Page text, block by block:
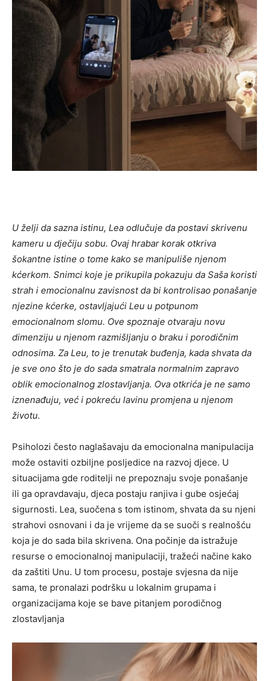
U želji da sazna istinu, Lea odlučuje da postavi skrivenu
kameru u dječiju sobu. Ovaj hrabar korak otkriva
šokantne istine o tome kako se manipuliše njenom
kćerkom. Snimci koje je prikupila pokazuju da Saša koristi
strah i emocionalnu zavisnost da bi kontrolisao ponašanje
njezine kćerke, ostavljajući Leu u potpunom
emocionalnom slomu. Ove spoznaje otvaraju novu
dimenziju u njenom razmišljanju o braku i porodičnim
odnosima. Za Leu, to je trenutak buđenja, kada shvata da
je sve ono što je do sada smatrala normalnim zapravo
oblik emocionalnog zlostavljanja. Ova otkrića je ne samo
iznenađuju, već i pokreću lavinu promjena u njenom
životu.
Psiholozi često naglašavaju da emocionalna manipulacija
može ostaviti ozbiljne posljedice na razvoj djece. U
situacijama gde roditelji ne prepoznaju svoje ponašanje
ili ga opravdavaju, djeca postaju ranjiva i gube osjećaj
sigurnosti. Lea, suočena s tom istinom, shvata da su njeni
strahovi osnovani i da je vrijeme da se suoči s realnošću
koja je do sada bila skrivena. Ona počinje da istražuje
resurse o emocionalnoj manipulaciji, tražeći načine kako
da zaštiti Unu. U tom procesu, postaje svjesna da nije
sama, te pronalazi podršku u lokalnim grupama i
organizacijama koje se bave pitanjem porodičnog
zlostavljanja